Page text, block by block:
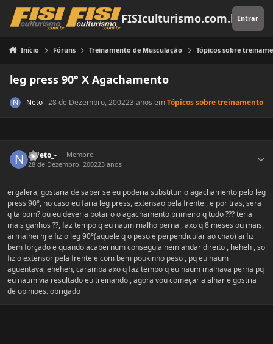
Pular para o conteúdo
FISIculturismo.com.brEntrar
Início Fóruns Treinamento de Musculação Tópicos sobre
leg press 90° X Agachamento
-_Neto_-28 de Dezembro, 200223 anos emTópicos sobre treinamento
-_Neto_-
Membro
28 de Dezembro, 200223 anos
ei galera, gostaria de saber se eu poderia substituir o agachamento pelo leg
press 90°, no caso eu faria leg press, extensao pela frente , e por tras, sera
q ta bom? ou eu deveria botar o o agachamento primeiro q tudo ??? teria
mais ganhos ??, faz tempo q eu naum malho perna , axo q 8 meses ou mais,
ai malhei hj e fiz o leg 90°(aquele q o peso é perpendicular ao chao) ai fiz
bem forçado e quando acabei num conseguia nem andar direito , heheh , so
fiz o extensor pela frente e com bem poukinho peso , pq eu naum
aguentava, eheheh, caramba axo q faz tempo q eu naum malhava perna pq
eu naum via resultado eu treinando , agora vou começar a alhar e gostria
de opinioes. obrigado